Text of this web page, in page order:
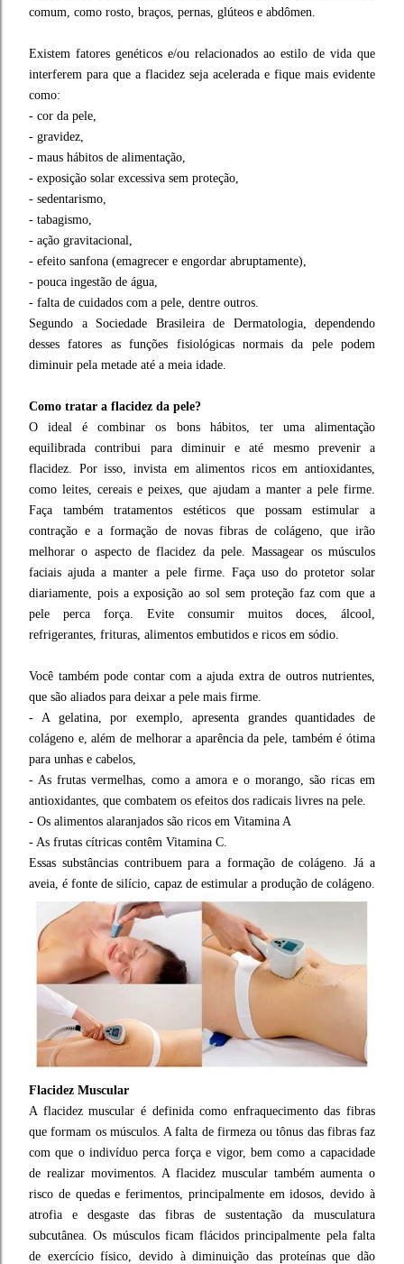
comum, como rosto, braços, pernas, glúteos e abdômen.
Existem fatores genéticos e/ou relacionados ao estilo de vida que
interferem para que a flacidez seja acelerada e fique mais evidente
como:
- cor da pele,
- gravidez,
- maus hábitos de alimentação,
- exposição solar excessiva sem proteção,
- sedentarismo,
- tabagismo,
- ação gravitacional,
- efeito sanfona (emagrecer e engordar abruptamente),
- pouca ingestão de água,
- falta de cuidados com a pele, dentre outros.
Segundo a Sociedade Brasileira de Dermatologia, dependendo
desses fatores as funções fisiológicas normais da pele podem
diminuir pela metade até a meia idade.
Como tratar a flacidez da pele?
O ideal é combinar os bons hábitos, ter uma alimentação
equilibrada contribui para diminuir e até mesmo prevenir a
flacidez. Por isso, invista em alimentos ricos em antioxidantes,
como leites, cereais e peixes, que ajudam a manter a pele firme.
Faça também tratamentos estéticos que possam estimular a
contração e a formação de novas fibras de colágeno, que irão
melhorar o aspecto de flacidez da pele. Massagear os músculos
faciais ajuda a manter a pele firme. Faça uso do protetor solar
diariamente, pois a exposição ao sol sem proteção faz com que a
pele perca força. Evite consumir muitos doces, álcool,
refrigerantes, frituras, alimentos embutidos e ricos em sódio.
Você também pode contar com a ajuda extra de outros nutrientes,
que são aliados para deixar a pele mais firme.
- A gelatina, por exemplo, apresenta grandes quantidades de
colágeno e, além de melhorar a aparência da pele, também é ótima
para unhas e cabelos,
- As frutas vermelhas, como a amora e o morango, são ricas em
antioxidantes, que combatem os efeitos dos radicais livres na pele.
- Os alimentos alaranjados são ricos em Vitamina A
- As frutas cítricas contêm Vitamina C.
Essas substâncias contribuem para a formação de colágeno. Já a
aveia, é fonte de silício, capaz de estimular a produção de colágeno.
Flacidez Muscular
A flacidez muscular é definida como enfraquecimento das fibras
que formam os músculos. A falta de firmeza ou tônus das fibras faz
com que o indivíduo perca força e vigor, bem como a capacidade
de realizar movimentos. A flacidez muscular também aumenta o
risco de quedas e ferimentos, principalmente em idosos, devido à
atrofia e desgaste das fibras de sustentação da musculatura
subcutânea. Os músculos ficam flácidos principalmente pela falta
de exercício físico, devido à diminuição das proteínas que dão